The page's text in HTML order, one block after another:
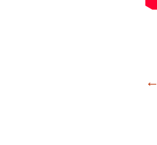
Bejegyzés←